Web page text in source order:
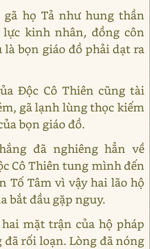
gã họ Tả như hung thần
lực kinh nhân, đồng côn
là bọn giáo đồ phải dạt ra
Độc Cô Thiên cũng tài
gã lạnh lùng thọc kiếm
bọn giáo đồ.
đã nghiêng hẳn về
Cô Thiên tung mình đến
Tố Tâm vì vậy hai lão hộ
bắt đầu gặp nguy.
mặt trận của hộ pháp
đã rối loạn. Lòng đã nóng